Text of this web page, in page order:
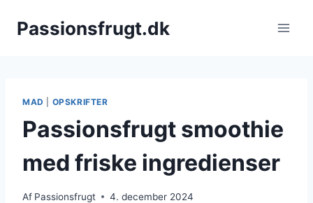
Passionsfrugt.dk
MAD OPSKRIFTER
Passionsfrugt smoothie
med friske ingredienser
Af Passionsfrugt 4. december 2024